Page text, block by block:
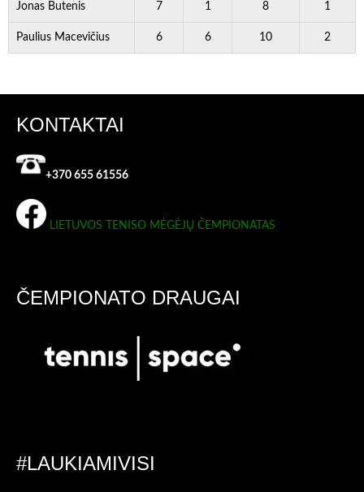
Jonas Butenis 7 1 8 1
Paulius Macevičius 6 6 10 2
KONTAKTAI
+370 655 61556
LIETUVOS TENISO MĖGĖJŲ ČEMPIONATAS
ČEMPIONATO DRAUGAI
#LAUKIAMIVISI